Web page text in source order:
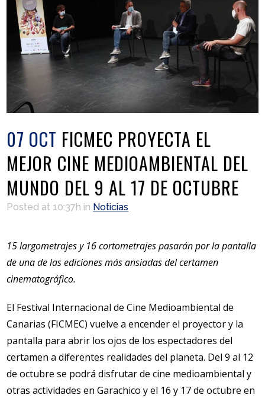
07 OCT FICMEC PROYECTA EL
MEJOR CINE MEDIOAMBIENTAL DEL
MUNDO DEL 9 AL 17 DE OCTUBRE
Posted at 10:37h in Noticias
15 largometrajes y 16 cortometrajes pasarán por la pantalla
de una de las ediciones más ansiadas del certamen
cinematográfico.
El Festival Internacional de Cine Medioambiental de
Canarias (FICMEC) vuelve a encender el proyector y la
pantalla para abrir los ojos de los espectadores del
certamen a diferentes realidades del planeta. Del 9 al 12
de octubre se podrá disfrutar de cine medioambiental y
otras actividades en Garachico y el 16 y 17 de octubre en